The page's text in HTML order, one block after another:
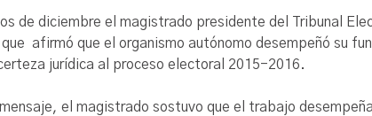
de diciembre el magistrado presidente del Tribunal
afirmó que el organismo autónomo desempeñó su
jurídica al proceso electoral 2015-2016.
mensaje, el magistrado sostuvo que el trabajo